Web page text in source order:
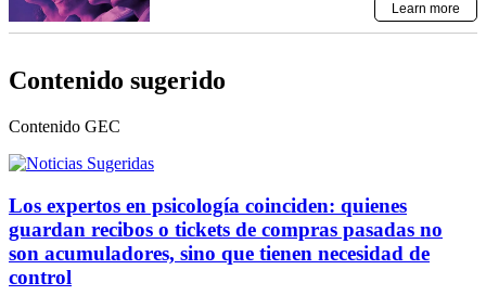
Contenido sugerido
Contenido GEC
Los expertos en psicología coinciden: quienes
guardan recibos o tickets de compras pasadas no
son acumuladores, sino que tienen necesidad de
control